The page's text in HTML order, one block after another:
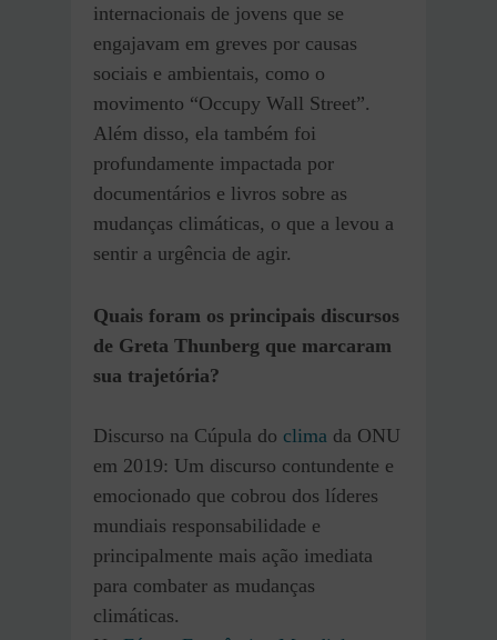
internacionais de jovens que se
engajavam em greves por causas
sociais e ambientais, como o
movimento “Occupy Wall Street”.
Além disso, ela também foi
profundamente impactada por
documentários e livros sobre as
mudanças climáticas, o que a levou a
sentir a urgência de agir.
Quais foram os principais discursos
de Greta Thunberg que marcaram
sua trajetória?
Discurso na Cúpula do clima da ONU
em 2019: Um discurso contundente e
emocionado que cobrou dos líderes
mundiais responsabilidade e
principalmente mais ação imediata
para combater as mudanças
climáticas.